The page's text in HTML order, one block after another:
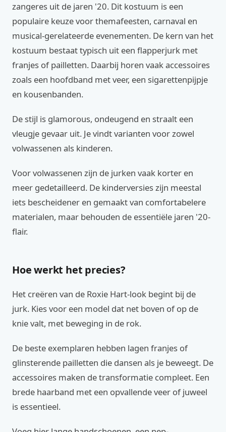
zangeres uit de jaren '20. Dit kostuum is een
populaire keuze voor themafeesten, carnaval en
musical-gerelateerde evenementen. De kern van het
kostuum bestaat typisch uit een flapperjurk met
franjes of pailletten. Daarbij horen vaak accessoires
zoals een hoofdband met veer, een sigarettenpijpje
en kousenbanden.
De stijl is glamorous, ondeugend en straalt een
vleugje gevaar uit. Je vindt varianten voor zowel
volwassenen als kinderen.
Voor volwassenen zijn de jurken vaak korter en
meer gedetailleerd. De kinderversies zijn meestal
iets bescheidener en gemaakt van comfortabelere
materialen, maar behouden de essentiële jaren '20-
flair.
Hoe werkt het precies?
Het creëren van de Roxie Hart-look begint bij de
jurk. Kies voor een model dat net boven of op de
knie valt, met beweging in de rok.
De beste exemplaren hebben lagen franjes of
glinsterende pailletten die dansen als je beweegt. De
accessoires maken de transformatie compleet. Een
brede haarband met een opvallende veer of juweel
is essentieel.